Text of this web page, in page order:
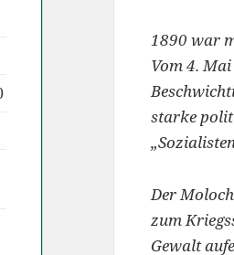
1890 war
Vom 4.
starke
Der
zum
Gewalt